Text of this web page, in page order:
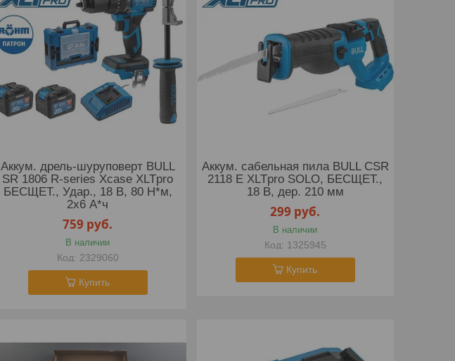
Аккум. дрель-шуруповерт BULL
SR 1806 R-series Xcase XLTpro
БЕСЩЕТ., Удар., 18 В, 80 Н*м,
2х6 А*ч
759 руб.
В наличии
2329060
Купить
Аккум. сабельная пила BULL CSR
2118 E XLTpro SOLO, БЕСЩЕТ.,
18 В, дер. 210 мм
299 руб.
В наличии
1325945
Купить